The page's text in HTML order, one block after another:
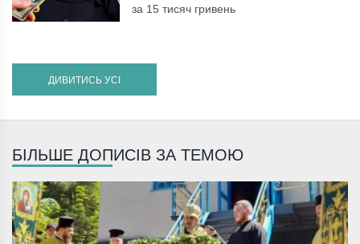
за 15 тисяч гривень
ДИВИТИСЬ УСІ
БІЛЬШЕ ДОПИСІВ ЗА ТЕМОЮ